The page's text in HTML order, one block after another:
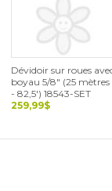
Dévidoir sur roues
boyau 5/8" (25 mètres
- 82,5') 18543-SET
259,99$